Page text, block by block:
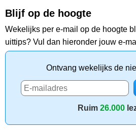
Blijf op de hoogte
Wekelijks per e-mail op de hoogte
uittips? Vul dan hieronder jouw e-
Ontvang wekelijks de
Ruim 26.000